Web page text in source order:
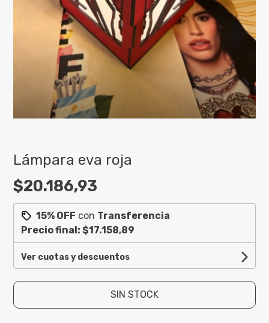
Lámpara eva roja
$20.186,93
15% OFF con Transferencia
Precio final:$17.158,89
Ver cuotas y descuentos
SIN STOCK